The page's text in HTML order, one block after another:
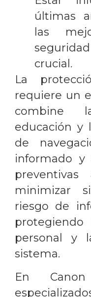
últimas
las
crucial.
La
requiere un
combine
educación y
de
informado y
preventivas
minimizar
riesgo de
personal y
sistema.
En